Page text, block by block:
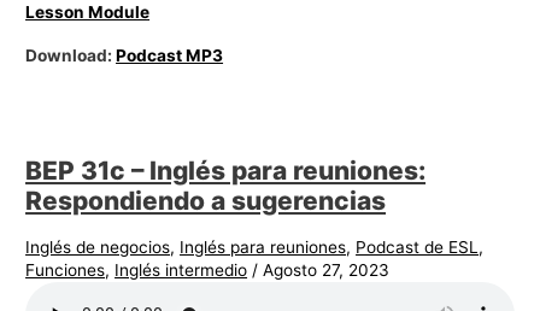
Lesson Module
Download:Podcast MP3
BEP 31c – Inglés para reuniones:
Respondiendo a sugerencias
Inglés de negocios, Inglés para reuniones, Podcast de ESL ,
Funciones, Inglés intermedio /Agosto 27, 2023